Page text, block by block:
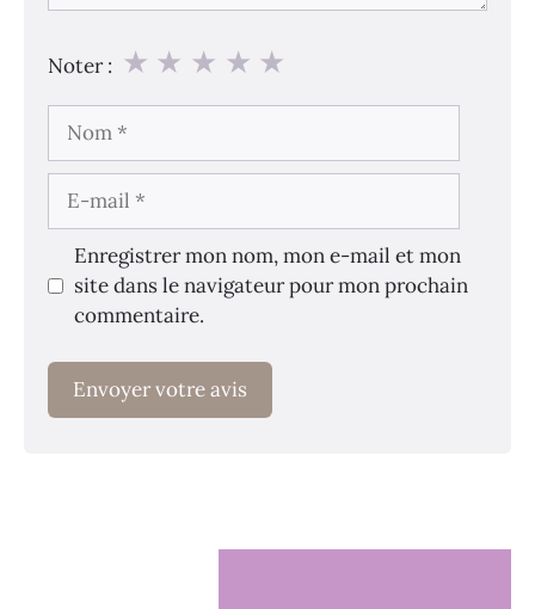
Noter : ★
★
★
★
★
Nom
E-
mail
Enregistrer mon nom, mon e-mail et mon
site dans le navigateur pour mon prochain
commentaire.